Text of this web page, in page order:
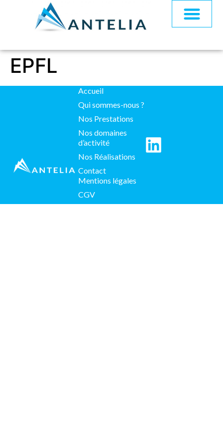
EPFL
Accueil
Qui sommes-nous ?
Nos Prestations
Nos domaines
d’activité
Nos Réalisations
Contact
Mentions légales
CGV